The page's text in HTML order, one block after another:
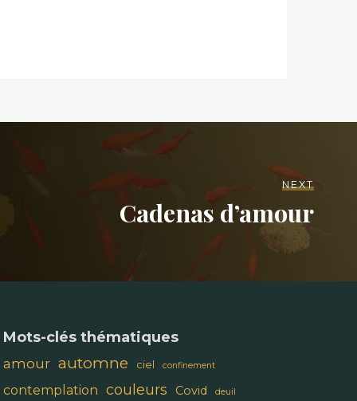
NEXT
Cadenas d’amour
Mots-clés thématiques
amour automne ciel confinement
contemplation couleurs Covid deuil